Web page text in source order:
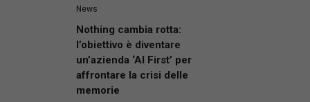
News
Nothing cambia rotta:
l’obiettivo è diventare
un’azienda ‘AI First’ per
affrontare la crisi delle
memorie